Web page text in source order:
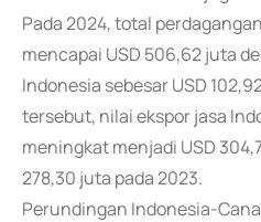
Pada 2024, total
mencapai USD 506,62 juta
Indonesia sebesar USD
tersebut, nilai ekspor jasa
meningkat menjadi USD
278,30 juta pada 2023.
Perundingan Indonesia-